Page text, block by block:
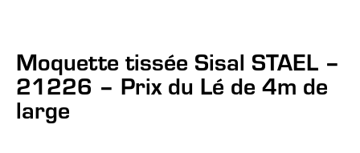
Moquette tissée Sisal STAEL –
21226 – Prix du Lé de 4m de
large